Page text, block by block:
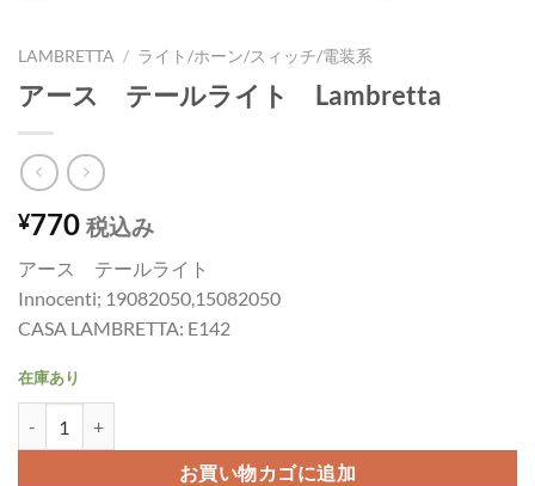
LAMBRETTA / ライト/ホーン/スィッチ/電装系
アース テールライト Lambretta
¥770 税込み
アース テールライト
Innocenti; 19082050,15082050
CASA LAMBRETTA: E142
在庫あり
お買い物カゴに追加